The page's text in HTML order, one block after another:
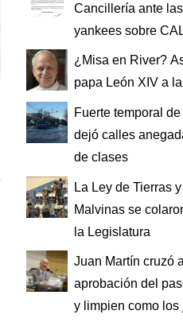
Cancillería ante
yankees sobre
¿Misa en River?
papa León XIV a
Fuerte temporal
dejó calles
de clases
La Ley de Tierras
Malvinas se
la Legislatura
Juan Martín cruzó
aprobación del
y limpien como los